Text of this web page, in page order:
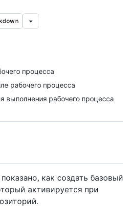
процесса
рабочего процесса
выполнения рабочего процесса
как создать базовый
активируется при